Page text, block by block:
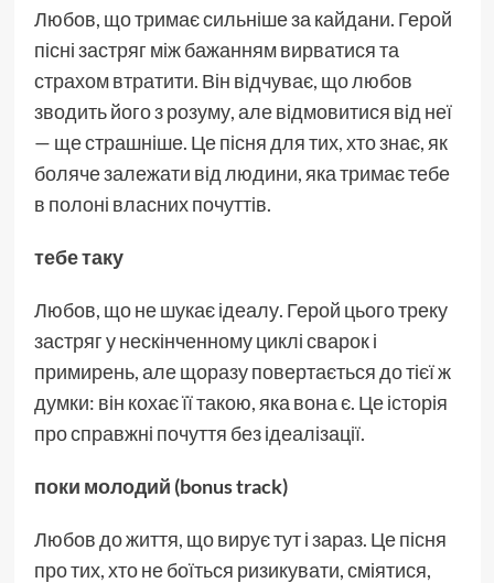
Любов, що тримає сильніше за кайдани. Герой
пісні застряг між бажанням вирватися та
страхом втратити. Він відчуває, що любов
зводить його з розуму, але відмовитися від неї
— ще страшніше. Це пісня для тих, хто знає, як
боляче залежати від людини, яка тримає тебе
в полоні власних почуттів.
тебе таку
Любов, що не шукає ідеалу. Герой цього треку
застряг у нескінченному циклі сварок і
примирень, але щоразу повертається до тієї ж
думки: він кохає її такою, яка вона є. Це історія
про справжні почуття без ідеалізації.
поки молодий (bonus track)
Любов до життя, що вирує тут і зараз. Це пісня
про тих, хто не боїться ризикувати, сміятися,